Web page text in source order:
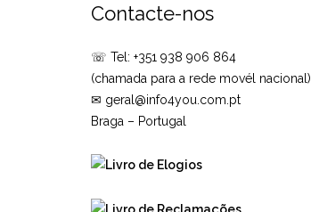
Contacte-nos
☏ Tel: +351 938 906 864
(chamada para a rede movél nacional)
✉ geral@info4you.com.pt
Braga – Portugal